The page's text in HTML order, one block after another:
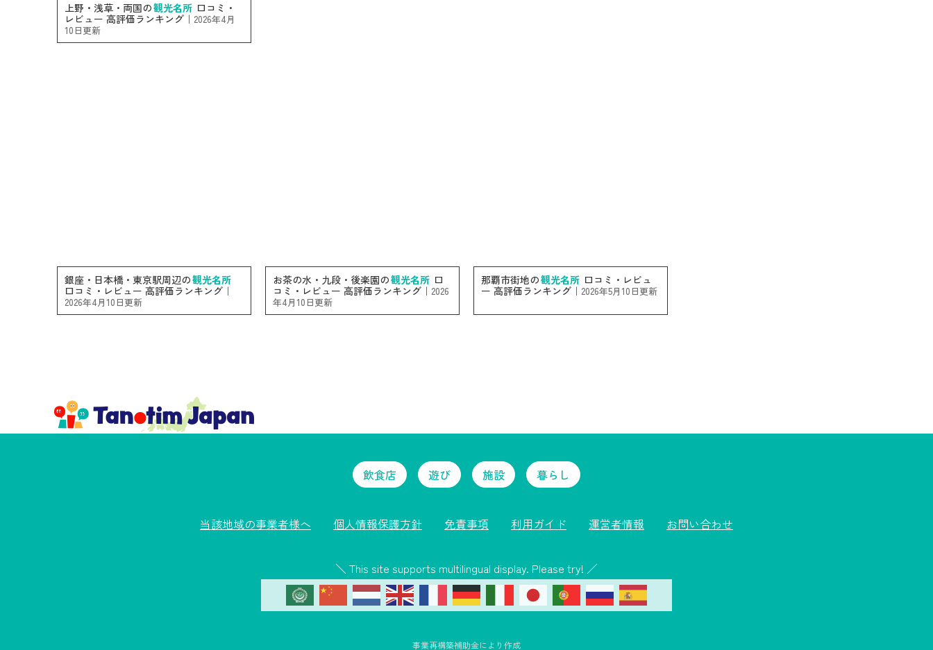
上野・浅草・両国の観光名所 口コミ・
レビュー 高評価ランキング｜ 2026年4月
10日更新
銀座・日本橋・東京駅周辺の観光名所
口コミ・レビュー 高評価ランキング｜
2026年4月10日更新
お茶の水・九段・後楽園の観光名所 口
コミ・レビュー 高評価ランキング｜ 2026
年4月10日更新
那覇市街地の観光名所 口コミ・レビュ
ー 高評価ランキング｜ 2026年5月10日更新
飲食店 遊び 施設 暮らし
当該地域の事業者様へ 個人情報保護方針 免責事項 利用ガイド 運営者情報 お問い合わせ
＼ This site supports multilingual display. Please try! ／
事業再構築補助金により作成